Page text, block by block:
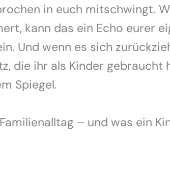
in euch mitschwingt.
kann das ein Echo eurer
Und wenn es sich
die ihr als Kinder gebraucht
Spiegel.
– und was ein